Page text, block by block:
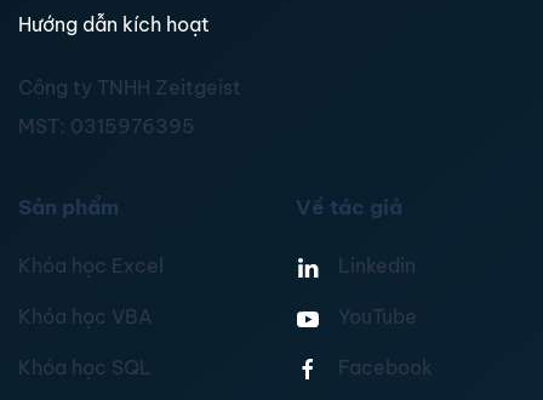
Hướng dẫn kích hoạt
Công ty TNHH Zeitgeist
MST: 0315976395
Sản phẩm
Khóa học Excel
Khóa học VBA
Khóa học SQL
Về tác giả
Linkedin
YouTube
Facebook